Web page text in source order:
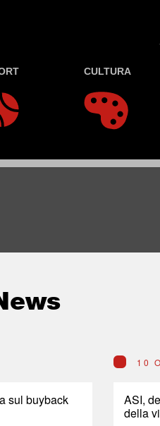
CULTURA
sul buyback
10
ASI,
della